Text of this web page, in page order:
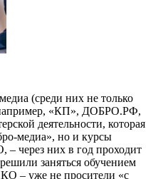
(среди них не только
«КП», ДОБРО.РФ,
деятельности, которая
медиа», но и курсы
– через них в год проходит
заняться обучением
– уже не просители «с